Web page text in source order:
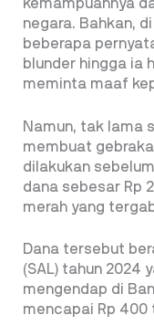
kemampuannya
negara. Bahkan,
beberapa
blunder hingga ia
meminta maaf
Namun, tak lama
membuat
dilakukan
dana sebesar Rp
merah yang
Dana tersebut
(SAL) tahun 2024
mengendap di
mencapai Rp 400